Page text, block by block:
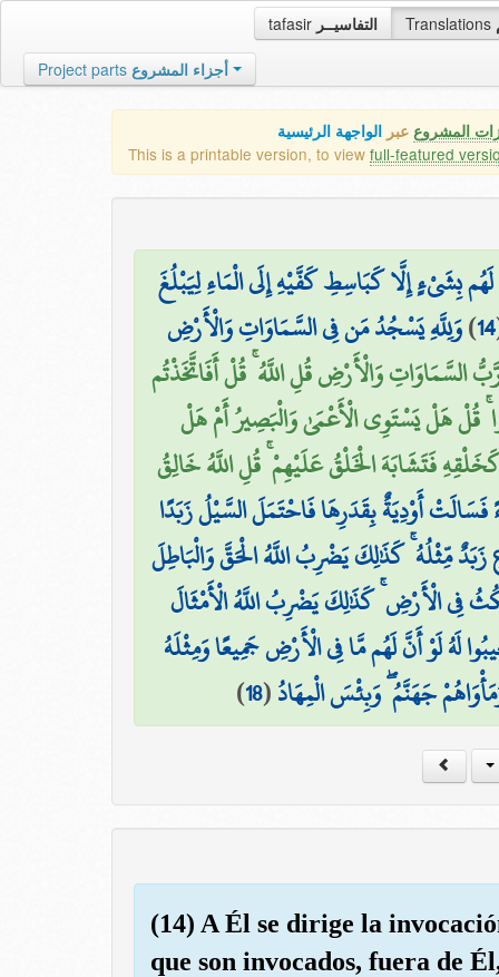
tafasir التفاسيــر Translations
Project parts أجزاء المشروع
المشروع عبر الواجهة الرئيسية
This is a printable version, to view full-featured
بِشَيْءٍ إِلَّا كَبَاسِطِ كَفَّيْهِ إِلَى الْمَاءِ لِيَبْلُغَ
14
)وَلِلَّهِ يَسْجُدُ مَن فِي السَّمَاوَاتِ وَالْأَرْضِ
السَّمَاوَاتِ وَالْأَرْضِ قُلِ اللَّهُ ۚ قُلْ أَفَاتَّخَذْتُم
قُلْ هَلْ يَسْتَوِي الْأَعْمَىٰ وَالْبَصِيرُ أَمْ هَلْ
فَتَشَابَهَ الْخَلْقُ عَلَيْهِمْ ۚ قُلِ اللَّهُ خَالِقُ
فَسَالَتْ أَوْدِيَةٌ بِقَدَرِهَا فَاحْتَمَلَ السَّيْلُ زَبَدًا
زَبَدٌ مِّثْلُهُ ۚ كَذَٰلِكَ يَضْرِبُ اللَّهُ الْحَقَّ وَالْبَاطِلَ
فِي الْأَرْضِ ۚ كَذَٰلِكَ يَضْرِبُ اللَّهُ الْأَمْثَالَ
لَهُ لَوْ أَنَّ لَهُم مَّا فِي الْأَرْضِ جَمِيعًا وَمِثْلَهُ
جَهَنَّمُ ۖ وَبِئْسَ الْمِهَادُ(
18
)
(14) A Él se dirige la
que son invocados, fuera de